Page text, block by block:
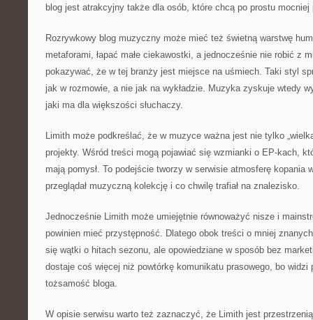
blog jest atrakcyjny także dla osób, które chcą po prostu mocniej
Rozrywkowy blog muzyczny może mieć też świetną warstwę
metaforami, łapać małe ciekawostki, a jednocześnie nie robić z
pokazywać, że w tej branży jest miejsce na uśmiech. Taki styl
jak w rozmowie, a nie jak na wykładzie. Muzyka zyskuje wtedy
jaki ma dla większości słuchaczy.
Limith może podkreślać, że w muzyce ważna jest nie tylko
projekty. Wśród treści mogą pojawiać się wzmianki o EP-kach,
mają pomysł. To podejście tworzy w serwisie atmosferę
przeglądał muzyczną kolekcję i co chwilę trafiał na znalezisko.
Jednocześnie Limith może umiejętnie równoważyć nisze i
powinien mieć przystępność. Dlatego obok treści o mniej
się wątki o hitach sezonu, ale opowiedziane w sposób bez
dostaje coś więcej niż powtórkę komunikatu prasowego, bo widzi
tożsamość bloga.
W opisie serwisu warto też zaznaczyć, że Limith jest